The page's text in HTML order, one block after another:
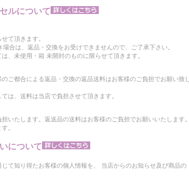
ルについて
て頂きます。
合は、返品・交換をお受けできませんので、ご了承下さい。
、未使用・箱 未開封のものに限らせて頂きます。
のご都合による返品・交換の返品送料はお客様のご負担でお願い致し
は、送料は当店で負担させて頂きます。
いたします。返送品の送料はお客様のご負担でお願いいたします。
。
について
て知り得たお客様の個人情報を、 当店からのお知らせ及び商品の